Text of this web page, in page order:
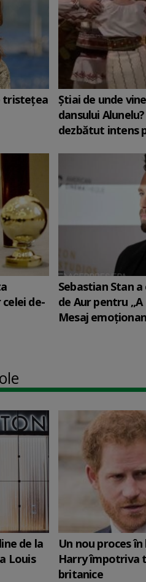
tristețea
Știai de unde
dansului
dezbătut intens
de-
Sebastian Stan
de Aur pentru
Mesaj
de la
Louis
Un nou proces
Harry împotriva
britanice